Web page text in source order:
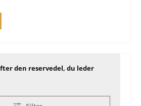
den reservedel, du leder